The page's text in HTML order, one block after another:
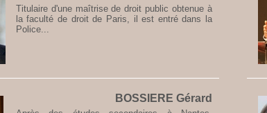
Titulaire d'une maîtrise de droit public obtenue à
la faculté de droit de Paris, il est entré dans la
Police...
BOSSIERE Gérard